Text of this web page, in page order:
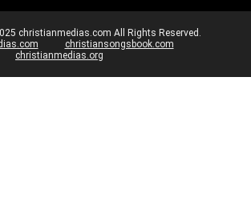
christianmedias.com All Rights Reserved.
christiansongsbook.com
christianmedias.org